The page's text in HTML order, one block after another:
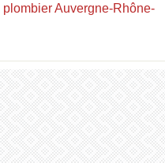
plombier Auvergne-Rhône-